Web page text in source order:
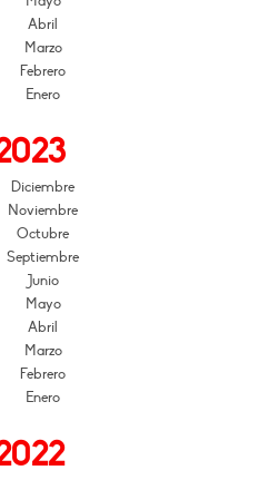
Abril
Marzo
Febrero
Enero
Diciembre
Noviembre
Octubre
Septiembre
Junio
Mayo
Abril
Marzo
Febrero
Enero